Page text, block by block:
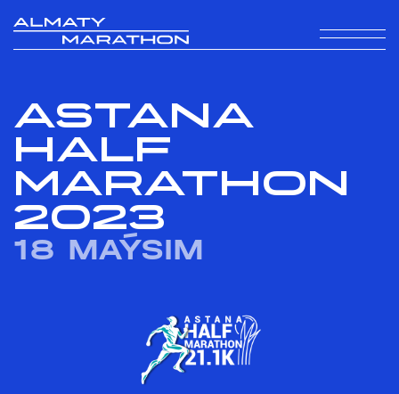
ASTANA
HALF
MARATHON
2023
18 MAÝSIM